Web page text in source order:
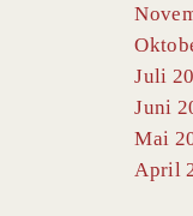
Juli
Juni
Mai
April